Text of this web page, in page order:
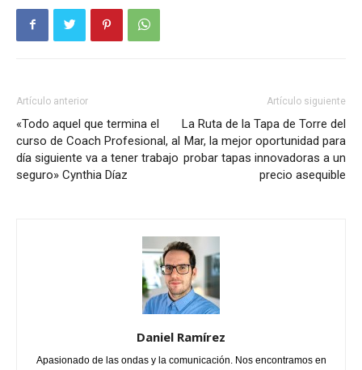
Artículo anterior
«Todo aquel que termina el
curso de Coach Profesional, al
día siguiente va a tener trabajo
seguro» Cynthia Díaz
Artículo siguiente
La Ruta de la Tapa de Torre del
Mar, la mejor oportunidad para
probar tapas innovadoras a un
precio asequible
Daniel Ramírez
Apasionado de las ondas y la comunicación. Nos encontramos en